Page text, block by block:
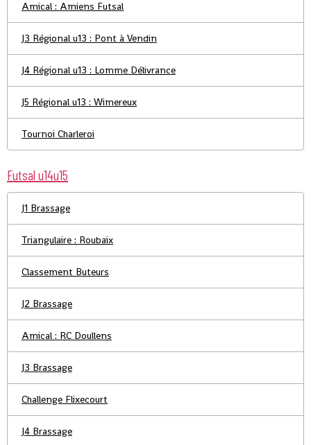
Amical : Amiens Futsal
J3 Régional u13 : Pont à Vendin
J4 Régional u13 : Lomme Délivrance
J5 Régional u13 : Wimereux
Tournoi Charleroi
Futsal u14u15
J1 Brassage
Triangulaire : Roubaix
Classement Buteurs
J2 Brassage
Amical : RC Doullens
J3 Brassage
Challenge Flixecourt
J4 Brassage